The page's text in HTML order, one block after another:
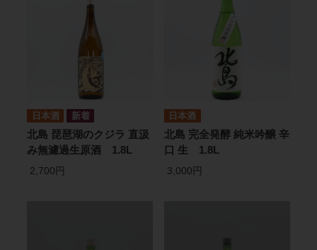
日本酒
北島 琵琶湖のクジラ 直汲
み無濾過生原酒 1.8L
2,700円
日本酒
北島 完全発酵 純米吟醸 辛
口 生 1.8L
3,000円